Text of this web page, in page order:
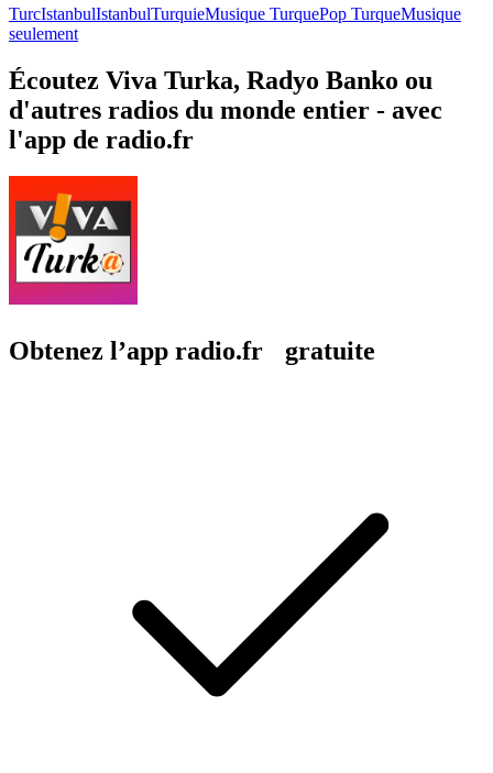
TurcIstanbulIstanbulTurquieMusique TurquePop TurqueMusique
seulement
Écoutez Viva Turka, Radyo Banko ou
d'autres radios du monde entier - avec
l'app de radio.fr
Obtenez l’app radio.fr gratuite